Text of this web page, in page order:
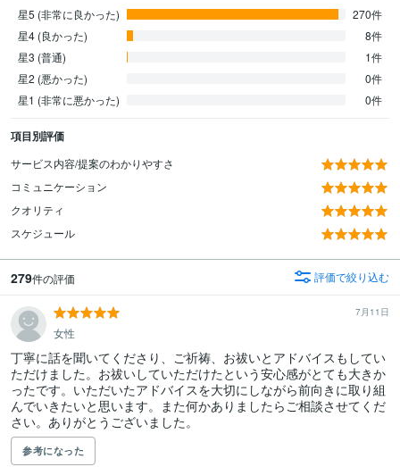
星5 (非常に良かった)
270件
星4 (良かった)
8件
星3 (普通)
1件
星2 (悪かった)
0件
星1 (非常に悪かった)
0件
項目別評価
サービス内容/提案のわかりやすさ
コミュニケーション
クオリティ
スケジュール
279件の評価 評価で絞り込む
7月11日
女性
丁寧に話を聞いてくださり、ご祈祷、お祓いとアドバイスもしてい
ただけました。お祓いしていただけたという安心感がとても大きか
ったです。いただいたアドバイスを大切にしながら前向きに取り組
んでいきたいと思います。また何かありましたらご相談させてくだ
さい。ありがとうございました。
参考になった